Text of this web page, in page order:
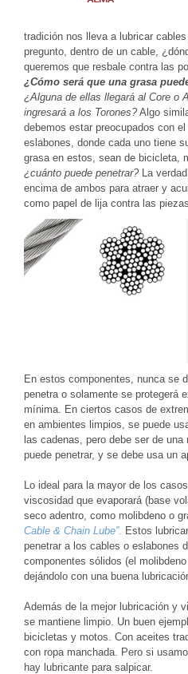
tradición nos lleva a lubricar
pregunto, dentro de un cable,
queremos que resbale contra las
¿Cómo será que una grasa
¿Alguna de ellas llegará al Core o
ingresará a los Torones?Algo
debemos estar preocupados con
eslabones, donde cada uno tiene
grasa en estos, sean de bicicleta,
¿cuánto puede penetrar? La
encima de ambos para atraer y
como papel de lija contra las piezas.
En estos componentes, nunca se
penetra o solamente se protegerá
mínima. En ciertos casos de
en ambientes limpios, se puede
las cadenas, pero debe ser de
puede penetrar, y se debe usa un
Lo ideal para la mayor de los
viscosidad que evaporará (base
seco adentro, como molibdeno o
Cable & Chain Lube”. Estos
penetrar a los cables o eslabones
componentes sólidos (el
dejándolo con una buena
Además de la mejor lubricación y
se mantiene limpio. Un buen
bicicletas y motos. Con aceites
con ropa manchada. Pero si
hay lubricante para salpicar.